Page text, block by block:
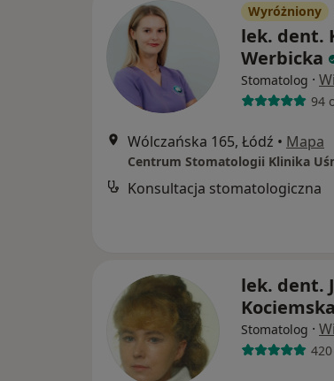
Wyróżniony
lek. dent.
Werbicka
Stomatolog ·
94
Wólczańska 165, Łódź • Mapa
Centrum Stomatologii Klinika
Konsultacja stomatologiczna
lek. dent.
Kociemska
Stomatolog ·